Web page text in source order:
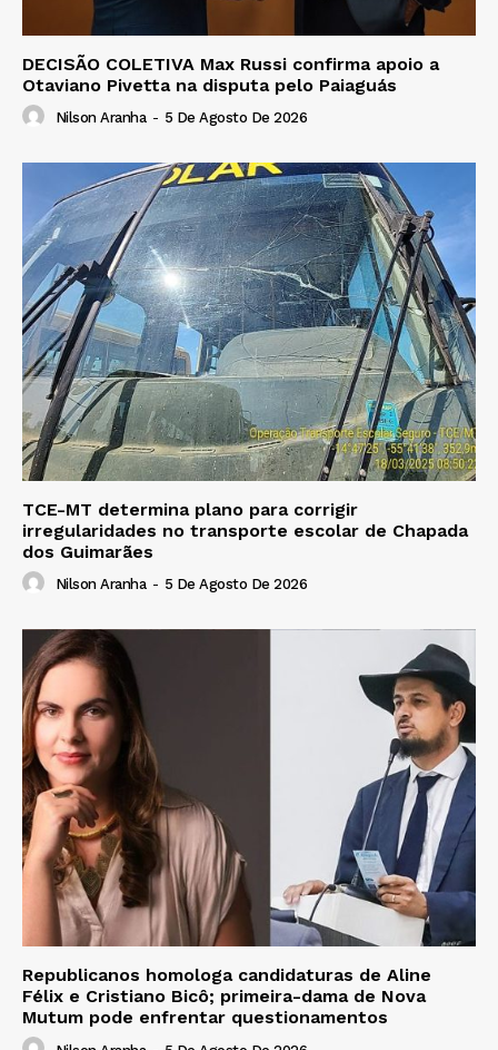
DECISÃO COLETIVA Max Russi confirma apoio a
Otaviano Pivetta na disputa pelo Paiaguás
Nilson Aranha - 5 De Agosto De 2026
TCE-MT determina plano para corrigir
irregularidades no transporte escolar de Chapada
dos Guimarães
Nilson Aranha - 5 De Agosto De 2026
Republicanos homologa candidaturas de Aline
Félix e Cristiano Bicô; primeira-dama de Nova
Mutum pode enfrentar questionamentos